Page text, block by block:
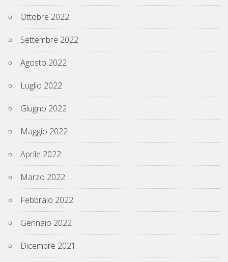
Ottobre 2022
Settembre 2022
Agosto 2022
Luglio 2022
Giugno 2022
Maggio 2022
Aprile 2022
Marzo 2022
Febbraio 2022
Gennaio 2022
Dicembre 2021